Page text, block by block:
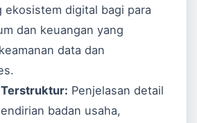
ekosistem digital bagi para
dan keuangan yang
data dan
Penjelasan detail
badan usaha,